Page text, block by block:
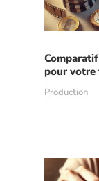
pour votre
Production